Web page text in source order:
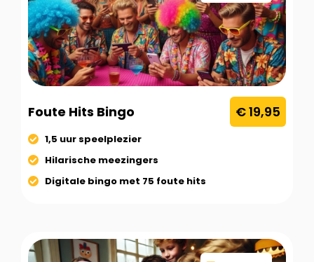
Foute Hits Bingo € 19,95
1,5 uur speelplezier
Hilarische meezingers
Digitale bingo met 75 foute hits